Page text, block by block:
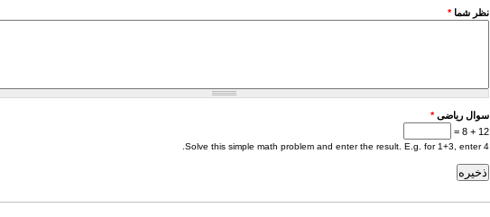
نظر شما*
سوال ریاضی*
12 + 8 =
Solve this simple math problem and enter the result. E.g. for 1+3, enter 4.